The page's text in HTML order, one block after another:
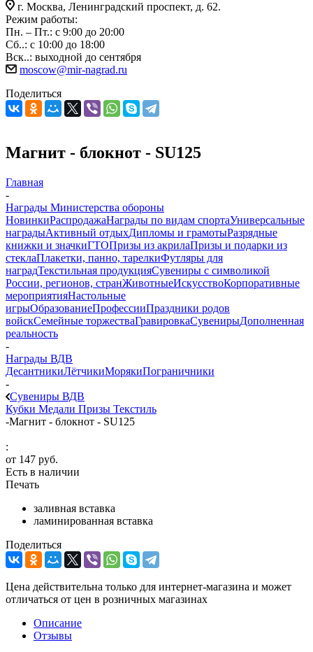
г. Москва, Ленинградский проспект, д. 62.
Режим работы:
Пн. – Пт.: с 9:00 до 20:00
Сб..: с 10:00 до 18:00
Вск..: выходной до сентября
moscow@mir-nagrad.ru
Поделиться
Магнит - блокнот - SU125
Главная
-
Награды Министерства обороны
НовинкиРаспродажаНаграды по видам спортаУниверсальные
наградыАктивный отдыхДипломы и грамотыРазрядные
книжки и значкиГТОПризы из акрилаПризы и подарки из
стеклаПлакетки, панно, тарелкиФутляры для
наградТекстильная продукцияСувениры с символикой
России, регионов, странЖивотныеИскусствоКорпоративные
мероприятияНастольные
игрыОбразованиеПрофессииПраздники родов
войскСемейные торжестваГравировкаСувенирыДополненная
реальность
-
Награды ВДВ
ДесантникиЛётчикиМорякиПограничники
-
Сувениры ВДВ
Кубки Медали Призы Текстиль
-Магнит - блокнот - SU125
:
от 147 руб.
Есть в наличии
Печать
заливная вставка
ламинированная вставка
Поделиться
Цена действительна только для интернет-магазина и может
отличаться от цен в розничных магазинах
Описание
Отзывы